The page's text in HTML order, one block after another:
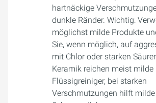
hartnäckige
dunkle Ränder. Wichtig:
möglichst milde Produkte
Sie, wenn möglich, auf
mit Chlor oder starken
Keramik reichen meist milde
Flüssigreiniger, bei starken
Verschmutzungen hilft milde